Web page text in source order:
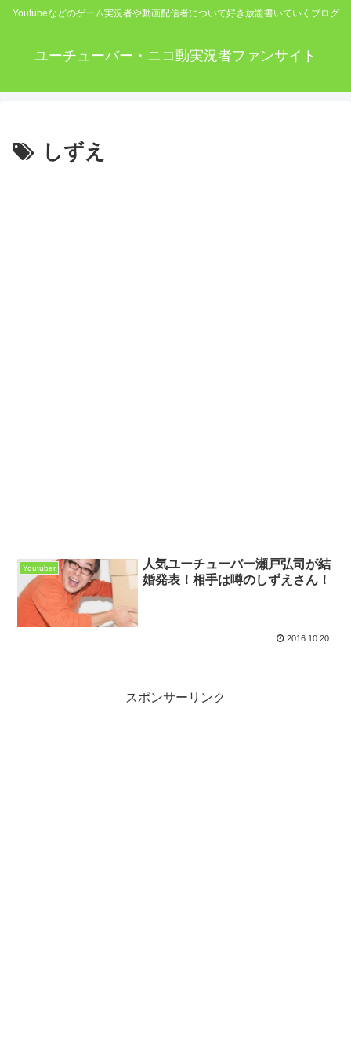
Youtubeなどのゲーム実況者や動画配信者について好き放題書いていくブログ
ユーチューバー・ニコ動実況者ファンサイト
しずえ
Youtuber
人気ユーチューバー瀬戸弘司が結
婚発表！相手は噂のしずえさん！
2016.10.20
スポンサーリンク